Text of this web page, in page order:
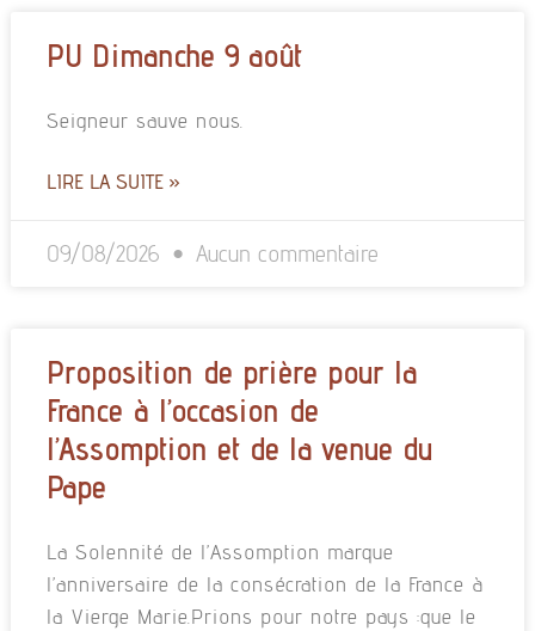
PU Dimanche 9 août
Seigneur sauve nous.
LIRE LA SUITE »
09/08/2026 Aucun commentaire
Proposition de prière pour la
France à l’occasion de
l’Assomption et de la venue du
Pape
La Solennité de l’Assomption marque
l’anniversaire de la consécration de la France à
la Vierge Marie.Prions pour notre pays :que le